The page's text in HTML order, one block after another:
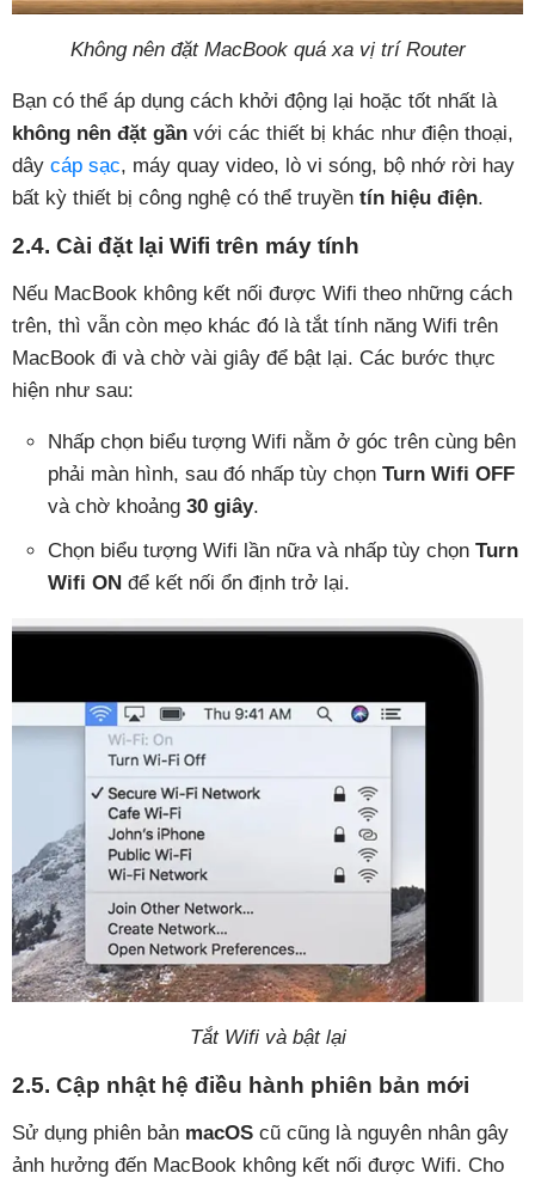
Không nên đặt MacBook quá xa vị trí Router
Bạn có thể áp dụng cách khởi động lại hoặc tốt nhất là
không nên đặt gần với các thiết bị khác như điện thoại,
dây cáp sạc, máy quay video, lò vi sóng, bộ nhớ rời hay
bất kỳ thiết bị công nghệ có thể truyền tín hiệu điện.
2.4. Cài đặt lại Wifi trên máy tính
Nếu MacBook không kết nối được Wifi theo những cách
trên, thì vẫn còn mẹo khác đó là tắt tính năng Wifi trên
MacBook đi và chờ vài giây để bật lại. Các bước thực
hiện như sau:
Nhấp chọn biểu tượng Wifi nằm ở góc trên cùng bên
phải màn hình, sau đó nhấp tùy chọn Turn Wifi OFF
và chờ khoảng 30 giây.
Chọn biểu tượng Wifi lần nữa và nhấp tùy chọn Turn
Wifi ON để kết nối ổn định trở lại.
Tắt Wifi và bật lại
2.5. Cập nhật hệ điều hành phiên bản mới
Sử dụng phiên bản macOS cũ cũng là nguyên nhân gây
ảnh hưởng đến MacBook không kết nối được Wifi. Cho